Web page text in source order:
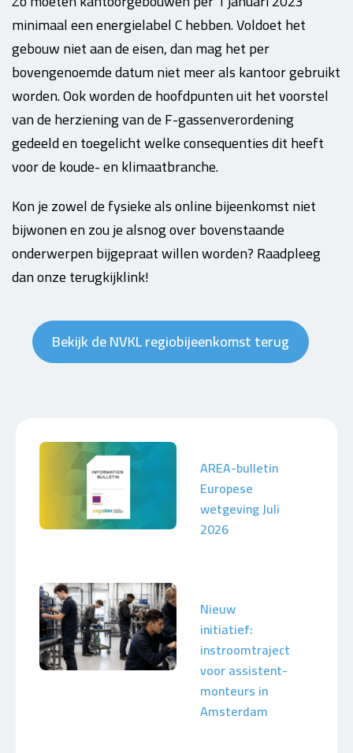
minimaal een energielabel C hebben. Voldoet het
gebouw niet aan de eisen, dan mag het per
bovengenoemde datum niet meer als kantoor gebruikt
worden. Ook worden de hoofdpunten uit het voorstel
van de herziening van de F-gassenverordening
gedeeld en toegelicht welke consequenties dit heeft
voor de koude- en klimaatbranche.
Kon je zowel de fysieke als online bijeenkomst niet
bijwonen en zou je alsnog over bovenstaande
onderwerpen bijgepraat willen worden? Raadpleeg
dan onze terugkijklink!
Bekijk de NVKL regiobijeenkomst terug
AREA-bulletin
Europese
wetgeving Juli
2026
Nieuw
initiatief:
instroomtraject
voor assistent-
monteurs in
Amsterdam